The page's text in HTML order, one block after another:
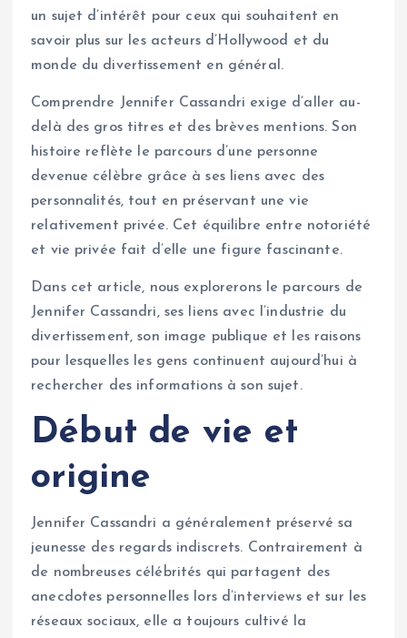
un sujet d’intérêt pour ceux qui souhaitent en
savoir plus sur les acteurs d’Hollywood et du
monde du divertissement en général.
Comprendre Jennifer Cassandri exige d’aller au-
delà des gros titres et des brèves mentions. Son
histoire reflète le parcours d’une personne
devenue célèbre grâce à ses liens avec des
personnalités, tout en préservant une vie
relativement privée. Cet équilibre entre notoriété
et vie privée fait d’elle une figure fascinante.
Dans cet article, nous explorerons le parcours de
Jennifer Cassandri, ses liens avec l’industrie du
divertissement, son image publique et les raisons
pour lesquelles les gens continuent aujourd’hui à
rechercher des informations à son sujet.
Début de vie et
origine
Jennifer Cassandri a généralement préservé sa
jeunesse des regards indiscrets. Contrairement à
de nombreuses célébrités qui partagent des
anecdotes personnelles lors d’interviews et sur les
réseaux sociaux, elle a toujours cultivé la